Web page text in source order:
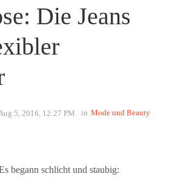
Die Jeans
5, 2016, 12:27 PM in Mode und Beauty
begann schlicht und staubig: